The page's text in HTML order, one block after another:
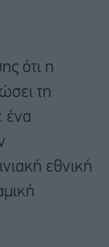
ότι η
τη
ένα
εθνική